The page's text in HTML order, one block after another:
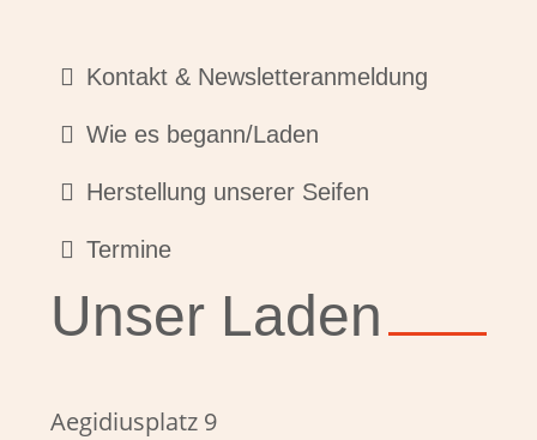
Kontakt & Newsletteranmeldung
Wie es begann/Laden
Herstellung unserer Seifen
Termine
Unser Laden
Aegidiusplatz 9